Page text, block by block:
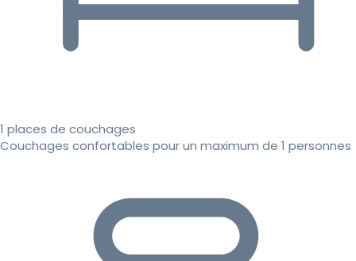
1 places de couchages
Couchages confortables pour un maximum de 1 personnes